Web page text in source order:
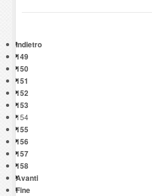
Indietro
149
150
151
152
153
154
155
156
157
158
Avanti
Fine